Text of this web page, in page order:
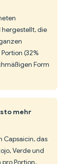
hergestellt, die
(32%
Form
mehr
Capsaicin, das
Verde und
Portion,